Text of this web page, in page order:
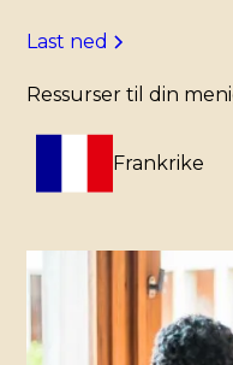
Last ned
Ressurser til din
Frankrike